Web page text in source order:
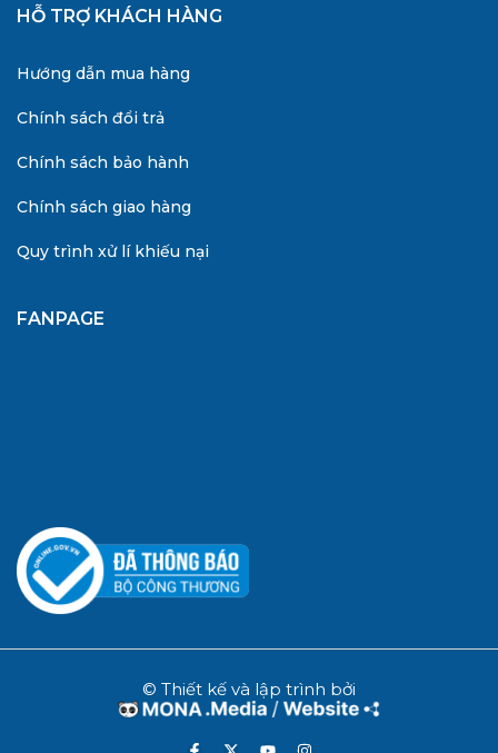
HỖ TRỢ KHÁCH HÀNG
Hướng dẫn mua hàng
Chính sách đổi trả
Chính sách bảo hành
Chính sách giao hàng
Quy trình xử lí khiếu nại
FANPAGE
© Thiết kế và lập trình bởi